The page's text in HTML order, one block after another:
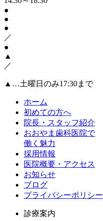
●
●
●
／
●
▲
／
▲ …土曜日のみ17:30まで
ホーム
初めての方へ
院長・スタッフ紹介
おおやま歯科医院で
働く魅力
採用情報
医院概要・アクセス
お知らせ
ブログ
プライバシーポリシー
診療案内